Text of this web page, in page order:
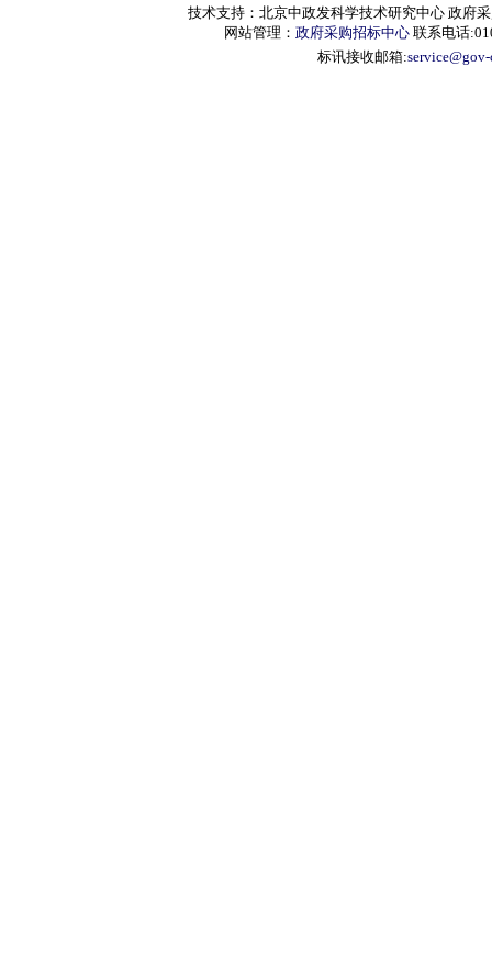
技术支持：北京中政发科学技术研究中心 政府
网站管理： 政府采购招标中心 联系电话
标讯接收邮箱: